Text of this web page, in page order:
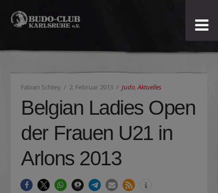
Budo-
Club
Karlsruhe
e.V.
Fabian Schley 2. Februar 2013 Judo,Aktuelles
Belgian Ladies Open
der Frauen U21 in
Arlons 2013